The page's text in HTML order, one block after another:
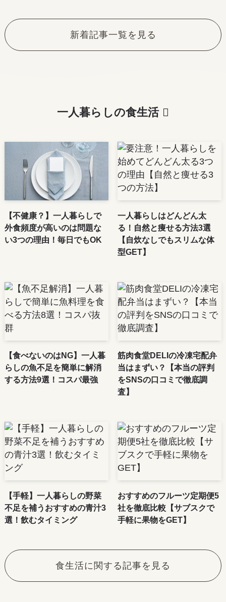
新着記事一覧を見る
一人暮らしの食生活
【不健康？】一人暮らしで
外食頻度が高いのは問題な
い3つの理由！毎日でもOK
一人暮らしはどんどん太
る！自然と痩せる方法3選
【自炊なしでもスリムな体
型GET】
【食べないのはNG】一人暮
らしの魚不足を簡単に解消
する方法9選！コスパ最強
筋肉食堂DELIの冷凍宅配弁
当はまずい？【本当の評判
をSNSの口コミで徹底調
査】
【手軽】一人暮らしの野菜
不足を補うおすすめの青汁3
選！飲むタイミング
おすすめのフルーツ定期便5
社を徹底比較【サブスクで
手軽に果物をGET】
食生活に関する記事を見る